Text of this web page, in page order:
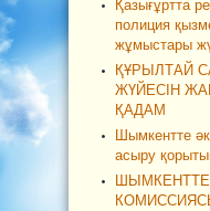
Қазығұртта
полиция
жұмыстары
ҚҰРЫЛТАЙ
ЖҮЙЕСІН
ҚАДАМ
Шымкентте
асыру